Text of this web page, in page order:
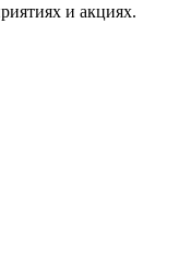
и акциях.